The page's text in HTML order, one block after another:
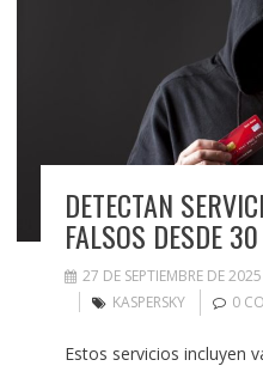
DETECTAN
FALSOS DESDE
27 DE SEPTIEMBRE DE 2025
KASPERSKY
0
Estos servicios incluyen